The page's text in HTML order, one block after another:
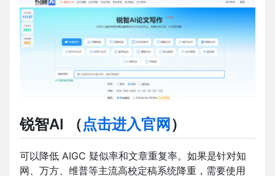
锐智AI （点击进入官网 ）
可以降低 AIGC 疑似率和文章重复率。如果是针对知
网、万方、维普等主流高校定稿系统降重，需要使用